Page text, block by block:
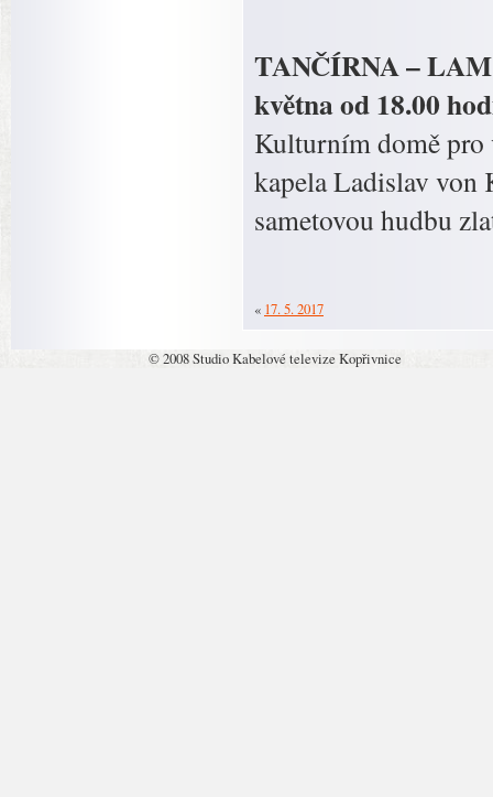
TANČÍRNA – LAM
května od 18.00
Kulturním domě pro
kapela Ladislav
sametovou hudbu
« 17. 5. 2017
© 2008 Studio Kabelové televize Kopřivnice